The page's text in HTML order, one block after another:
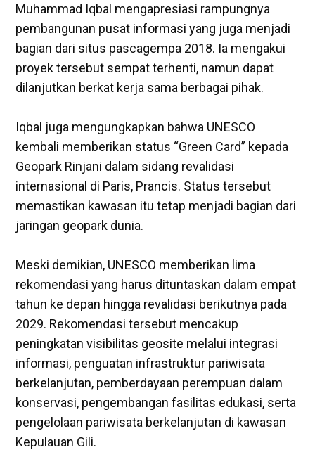
Muhammad Iqbal mengapresiasi rampungnya
pembangunan pusat informasi yang juga menjadi
bagian dari situs pascagempa 2018. Ia mengakui
proyek tersebut sempat terhenti, namun dapat
dilanjutkan berkat kerja sama berbagai pihak.
‎Iqbal juga mengungkapkan bahwa UNESCO
kembali memberikan status “Green Card” kepada
Geopark Rinjani dalam sidang revalidasi
internasional di Paris, Prancis. Status tersebut
memastikan kawasan itu tetap menjadi bagian dari
jaringan geopark dunia.
‎Meski demikian, UNESCO memberikan lima
rekomendasi yang harus dituntaskan dalam empat
tahun ke depan hingga revalidasi berikutnya pada
2029. Rekomendasi tersebut mencakup
peningkatan visibilitas geosite melalui integrasi
informasi, penguatan infrastruktur pariwisata
berkelanjutan, pemberdayaan perempuan dalam
konservasi, pengembangan fasilitas edukasi, serta
pengelolaan pariwisata berkelanjutan di kawasan
Kepulauan Gili.